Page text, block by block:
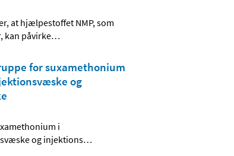
at hjælpestoffet NMP, som
kan påvirke…
for suxamethonium
og
i
og injektions…